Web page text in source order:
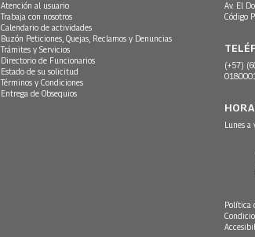
Atención al usuario
Trabaja con nosotros
Calendario de actividades
Buzón Peticiones, Quejas, Reclamos y Denuncias
Trámites y Servicios
Directorio de Funcionarios
Estado de su solicitud
Términos y Condiciones
Entrega de Obsequios
Av. El
Código
(+57)
Lunes a
Política